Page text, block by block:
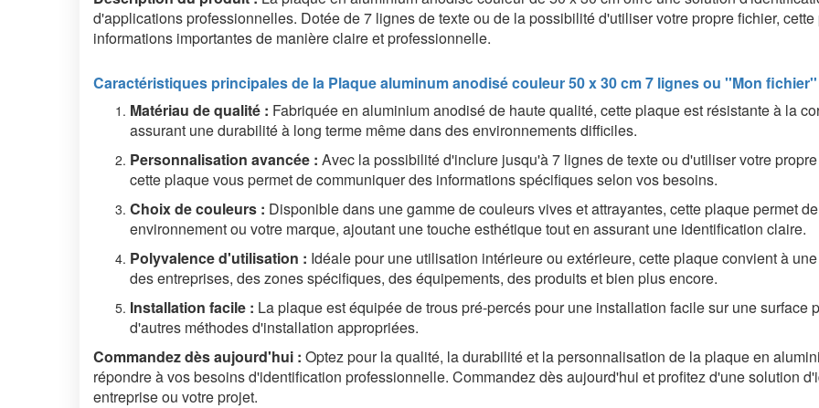
d'applications professionnelles. Dotée de 7 lignes de texte ou de la possibilité d'utiliser votre propre fichier,
informations importantes de manière claire et professionnelle.
Caractéristiques principales de la Plaque aluminum anodisé couleur 50 x 30 cm 7 lignesou ''Mon fichier''
Matériau de qualité : Fabriquée en aluminium anodisé de haute qualité, cette plaque est résistante à la
assurant une durabilité à long terme même dans des environnements difficiles.
Personnalisation avancée : Avec la possibilité d'inclure jusqu'à 7 lignes de texte ou d'utiliser votre
cette plaque vous permet de communiquer des informations spécifiques selon vos besoins.
Choix de couleurs : Disponible dans une gamme de couleurs vives et attrayantes, cette plaque permet
environnement ou votre marque, ajoutant une touche esthétique tout en assurant une identification claire.
Polyvalence d'utilisation : Idéale pour une utilisation intérieure ou extérieure, cette plaque convient à
des entreprises, des zones spécifiques, des équipements, des produits et bien plus encore.
Installation facile : La plaque est équipée de trous pré-percés pour une installation facile sur une
d'autres méthodes d'installation appropriées.
Commandez dès aujourd'hui : Optez pour la qualité, la durabilité et la personnalisation de la plaque en
répondre à vos besoins d'identification professionnelle. Commandez dès aujourd'hui et profitez d'une solution
entreprise ou votre projet.